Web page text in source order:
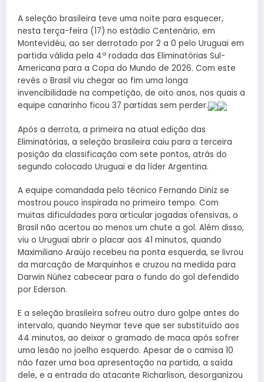
A seleção brasileira teve uma noite para esquecer,
nesta terça-feira (17) no estádio Centenário, em
Montevidéu, ao ser derrotado por 2 a 0 pelo Uruguai em
partida válida pela 4ª rodada das Eliminatórias Sul-
Americana para a Copa do Mundo de 2026. Com este
revés o Brasil viu chegar ao fim uma longa
invencibilidade na competição, de oito anos, nos quais a
equipe canarinho ficou 37 partidas sem perder.
Após a derrota, a primeira na atual edição das
Eliminatórias, a seleção brasileira caiu para a terceira
posição da classificação com sete pontos, atrás do
segundo colocado Uruguai e da líder Argentina.
A equipe comandada pelo técnico Fernando Diniz se
mostrou pouco inspirada no primeiro tempo. Com
muitas dificuldades para articular jogadas ofensivas, o
Brasil não acertou ao menos um chute a gol. Além disso,
viu o Uruguai abrir o placar aos 41 minutos, quando
Maximiliano Araújo recebeu na ponta esquerda, se livrou
da marcação de Marquinhos e cruzou na medida para
Darwin Núñez cabecear para o fundo do gol defendido
por Ederson.
E a seleção brasileira sofreu outro duro golpe antes do
intervalo, quando Neymar teve que ser substituído aos
44 minutos, ao deixar o gramado de maca após sofrer
uma lesão no joelho esquerdo. Apesar de o camisa 10
não fazer uma boa apresentação na partida, a saída
dele, e a entrada do atacante Richarlison, desorganizou